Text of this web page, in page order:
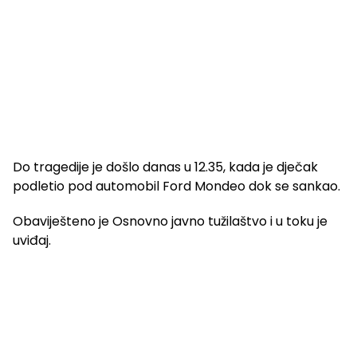
Do tragedije je došlo danas u 12.35, kada je dječak
podletio pod automobil Ford Mondeo dok se sankao.
Obaviješteno je Osnovno javno tužilaštvo i u toku je
uviđaj.